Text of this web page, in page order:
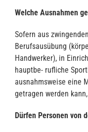
Welche Ausnahmen
Sofern aus
Berufsausübung
Handwerker), in
hauptbe- rufliche
ausnahmsweise eine
getragen werden
Dürfen Personen von